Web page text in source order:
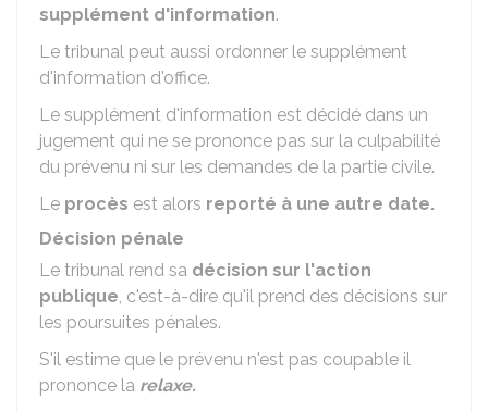
supplément d'information.
Le tribunal peut aussi ordonner le supplément
d'information d'office.
Le supplément d'information est décidé dans un
jugement qui ne se prononce pas sur la culpabilité
du prévenu ni sur les demandes de la partie civile.
Le procès est alors reporté à une autre date.
Décision pénale
Le tribunal rend sa décision sur l'action
publique, c'est-à-dire qu'il prend des décisions sur
les poursuites pénales.
S'il estime que le prévenu n'est pas coupable il
prononce la relaxe.